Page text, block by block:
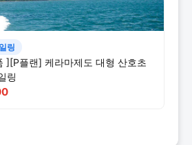
링
][P플랜] 케라마제도 대형 산호초
링